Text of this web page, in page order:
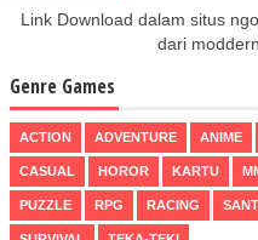
Link Download dalam situs
dari
Genre Games
ACTION ADVENTURE ANIME
CASUAL HOROR KARTU
PUZZLE RPG RACING